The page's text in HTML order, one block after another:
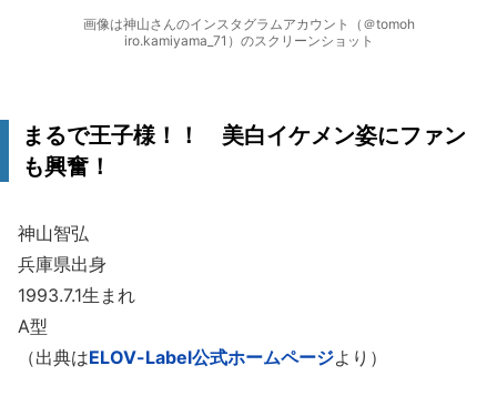
画像は神山さんのインスタグラムアカウント（＠tomoh
iro.kamiyama_71）のスクリーンショット
まるで王子様！！ 美白イケメン姿にファン
も興奮！
神山智弘
兵庫県出身
1993.7.1生まれ
A型
（出典はELOV-Label公式ホームページより）